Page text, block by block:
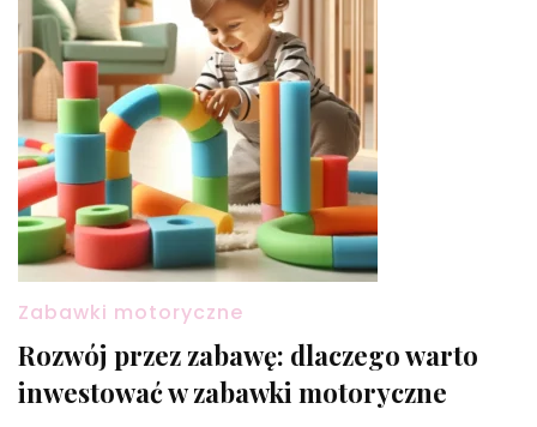
Zabawki motoryczne
Rozwój przez zabawę: dlaczego warto
inwestować w zabawki motoryczne